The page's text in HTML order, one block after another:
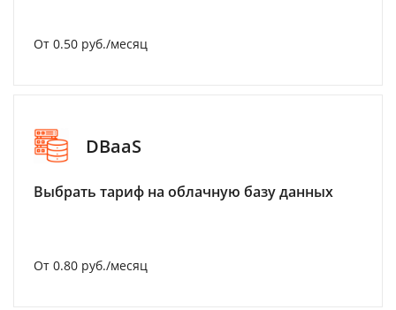
От 0.50 руб./месяц
DBaaS
Выбрать тариф на облачную базу данных
От 0.80 руб./месяц